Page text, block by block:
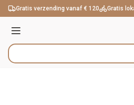
Ga naar de inhoud
Gratis verzending vanaf € 120 Gratis
Menu
Product, merk, categorie...